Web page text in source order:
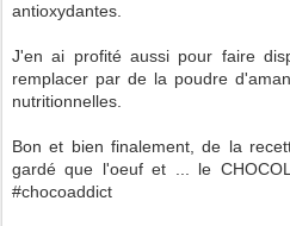
antioxydantes.
J'en ai profité aussi pour faire
remplacer par de la poudre
nutritionnelles.
Bon et bien finalement, de la
gardé que l'oeuf et ... le
#chocoaddict